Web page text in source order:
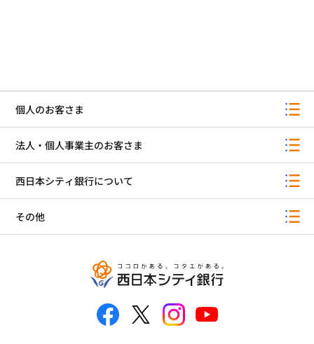
個人のお客さま
法人・個人事業主のお客さま
西日本シティ銀行について
その他